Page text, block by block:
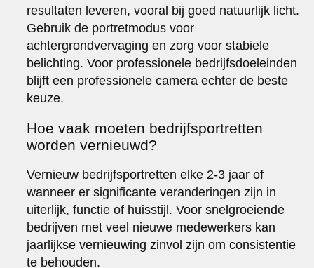
resultaten leveren, vooral bij goed natuurlijk licht.
Gebruik de portretmodus voor
achtergrondvervaging en zorg voor stabiele
belichting. Voor professionele bedrijfsdoeleinden
blijft een professionele camera echter de beste
keuze.
Hoe vaak moeten bedrijfsportretten
worden vernieuwd?
Vernieuw bedrijfsportretten elke 2-3 jaar of
wanneer er significante veranderingen zijn in
uiterlijk, functie of huisstijl. Voor snelgroeiende
bedrijven met veel nieuwe medewerkers kan
jaarlijkse vernieuwing zinvol zijn om consistentie
te behouden.